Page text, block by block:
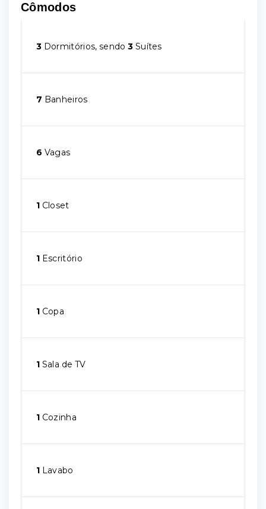
Cômodos
3 Dormitórios, sendo3 Suítes
7 Banheiros
6 Vagas
1 Closet
1 Escritório
1 Copa
1 Sala de TV
1 Cozinha
1 Lavabo